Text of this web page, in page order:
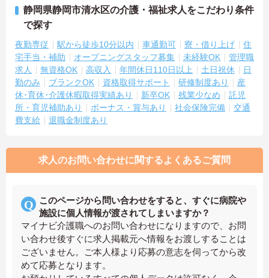
静岡県静岡市清水区の介護・福祉求人をこだわり条件
で探す
夜勤専従 駅から徒歩10分以内 車通勤可 寮・借り上げ
住
宅手当・補助
オープニングスタッフ募集 未経験OK
管理職
求人
無資格OK 高収入 年間休日110日以上 土日祝休
日
勤のみ
ブランクOK 資格取得サポート 研修制度あり
産
休･育休･介護休暇取得実績あり
新卒OK 残業少なめ
託児
所・育児補助あり
ボーナス・賞与あり 社会保険完備
交通
費支給
退職金制度あり
求人のお問い合わせに関するよくあるご質問
このページから問い合わせをすると、すぐに病院や
施設に個人情報が渡されてしまいますか？
マイナビ介護職へのお問い合わせになりますので、お問
い合わせ後すぐに求人掲載元へ情報をお渡しすることは
ございません。ご本人様より応募の意志を伺ってから改
めて応募となります。